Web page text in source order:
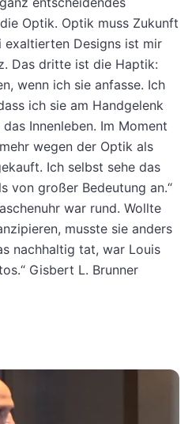
Optik. Optik muss Zukunft
exaltierten Designs ist mir
Das dritte ist die Haptik:
wenn ich sie anfasse. Ich
ich sie am Handgelenk
Innenleben. Im Moment
wegen der Optik als
Ich selbst sehe das
von großer Bedeutung an.“
war rund. Wollte
musste sie anders
nachhaltig tat, war Louis
Gisbert L. Brunner